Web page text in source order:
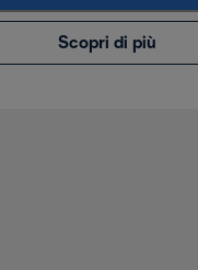
Scopri di più